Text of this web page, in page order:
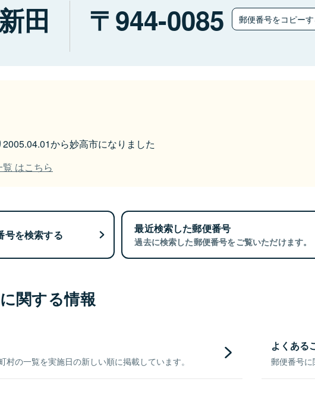
田 944-0085 郵便番号をコピー
から妙高市になりました
はこちら
号を検索する 最近検索した郵便番号
過去に検索した郵便番号をご覧いただけます。
関する情報
村の一覧を実施日の新しい順に掲載しています。
よくある
郵便番号に